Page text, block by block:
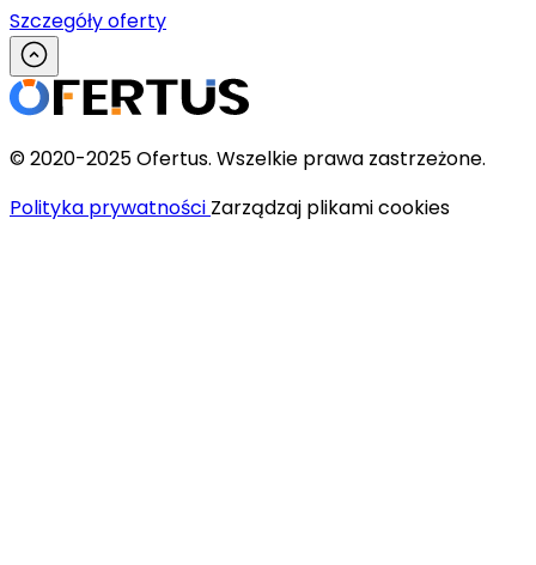
Szczegóły oferty
© 2020-2025 Ofertus. Wszelkie prawa zastrzeżone.
Polityka prywatności Zarządzaj plikami cookies